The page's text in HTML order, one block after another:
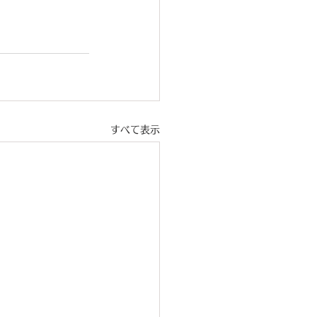
すべて表示